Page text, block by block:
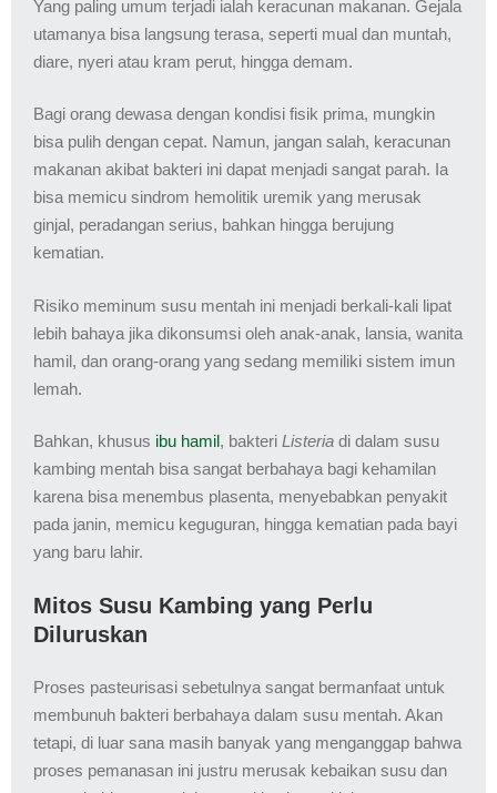
Yang paling umum terjadi ialah keracunan makanan. Gejala
utamanya bisa langsung terasa, seperti mual dan muntah,
diare, nyeri atau kram perut, hingga demam.
Bagi orang dewasa dengan kondisi fisik prima, mungkin
bisa pulih dengan cepat. Namun, jangan salah, keracunan
makanan akibat bakteri ini dapat menjadi sangat parah. Ia
bisa memicu sindrom hemolitik uremik yang merusak
ginjal, peradangan serius, bahkan hingga berujung
kematian.
Risiko meminum susu mentah ini menjadi berkali-kali lipat
lebih bahaya jika dikonsumsi oleh anak-anak, lansia, wanita
hamil, dan orang-orang yang sedang memiliki sistem imun
lemah.
Bahkan, khusus ibu hamil, bakteri Listeria di dalam susu
kambing mentah bisa sangat berbahaya bagi kehamilan
karena bisa menembus plasenta, menyebabkan penyakit
pada janin, memicu keguguran, hingga kematian pada bayi
yang baru lahir.
Mitos Susu Kambing yang Perlu
Diluruskan
Proses pasteurisasi sebetulnya sangat bermanfaat untuk
membunuh bakteri berbahaya dalam susu mentah. Akan
tetapi, di luar sana masih banyak yang menganggap bahwa
proses pemanasan ini justru merusak kebaikan susu dan